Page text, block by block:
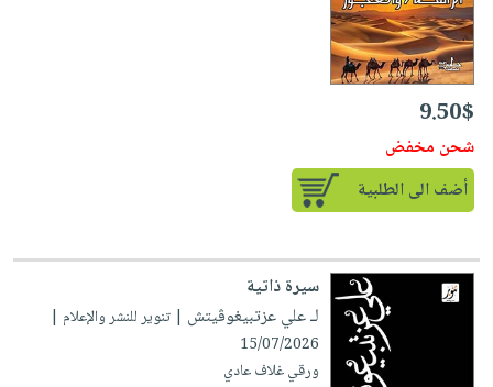
9.50$
شحن مخفض
أضف الى الطلبية
سيرة ذاتية
لـ علي عزتبيغوڤيتش | تنوير للنشر والإعلام |
15/07/2026
ورقي غلاف عادي